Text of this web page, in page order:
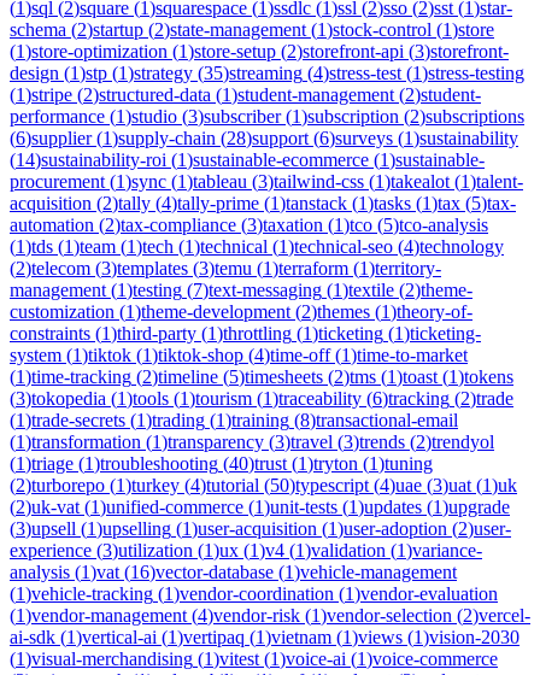
(1)sql (2)square (1)squarespace (1)ssdlc (1)ssl (2)sso (2)sst (1)star-
schema (2)startup (2)state-management (1)stock-control (1)store
(1)store-optimization (1)store-setup (2)storefront-api (3)storefront-
design (1)stp (1)strategy (35)streaming (4)stress-test (1)stress-testing
(1)stripe (2)structured-data (1)student-management (2)student-
performance (1)studio (3)subscriber(1)subscription (2)subscriptions
(6)supplier(1)supply-chain (28)support (6)surveys (1)sustainability
(14)sustainability-roi (1)sustainable-ecommerce (1)sustainable-
procurement (1)sync (1)tableau (3)tailwind-css (1)takealot (1)talent-
acquisition (2)tally (4)tally-prime (1)tanstack (1)tasks (1)tax (5)tax-
automation (2)tax-compliance (3)taxation (1)tco (5)tco-analysis
(1)tds (1)team (1)tech (1)technical (1)technical-seo (4)technology
(2)telecom (3)templates (3)temu (1)terraform (1)territory-
management (1)testing (7)text-messaging (1)textile (2)theme-
customization (1)theme-development (2)themes (1)theory-of-
constraints (1)third-party (1)throttling (1)ticketing (1)ticketing-
system (1)tiktok (1)tiktok-shop (4)time-off(1)time-to-market
(1)time-tracking (2)timeline (5)timesheets (2)tms (1)toast (1)tokens
(3)tokopedia (1)tools (1)tourism (1)traceability (6)tracking (2)trade
(1)trade-secrets (1)trading (1)training (8)transactional-email
(1)transformation (1)transparency (3)travel (3)trends (2)trendyol
(1)triage (1)troubleshooting (40)trust (1)tryton (1)tuning
(2)turborepo (1)turkey (4)tutorial (50)typescript (4)uae (3)uat (1)uk
(2)uk-vat (1)unified-commerce (1)unit-tests (1)updates (1)upgrade
(3)upsell (1)upselling (1)user-acquisition (1)user-adoption (2)user-
experience (3)utilization (1)ux (1)v4 (1)validation (1)variance-
analysis (1)vat (16)vector-database (1)vehicle-management
(1)vehicle-tracking (1)vendor-coordination (1)vendor-evaluation
(1)vendor-management (4)vendor-risk (1)vendor-selection (2)vercel-
ai-sdk (1)vertical-ai (1)vertipaq (1)vietnam (1)views (1)vision-2030
(1)visual-merchandising (1)vitest (1)voice-ai (1)voice-commerce